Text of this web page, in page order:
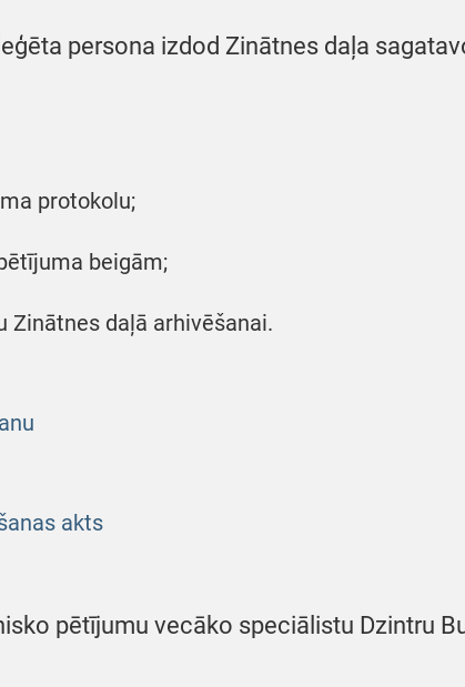
persona izdod Zinātnes daļa
protokolu;
beigām;
Zinātnes daļā arhivēšanai.
akts
pētījumu vecāko speciālistu Dzintru